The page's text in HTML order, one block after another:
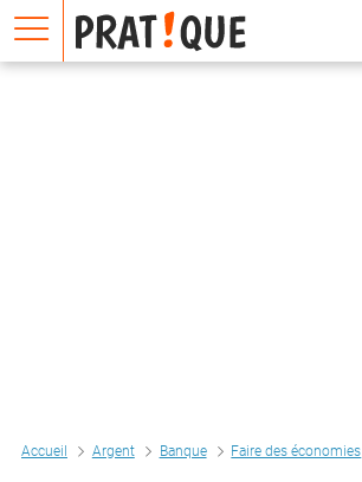
Accueil Argent Banque Faire des économies
E
m
a